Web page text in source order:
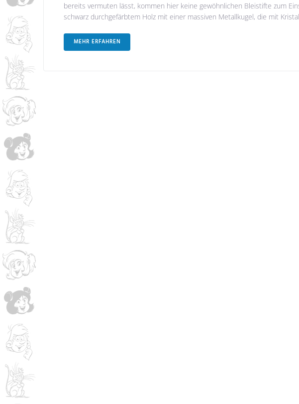
bereits vermuten lässt, kommen hier keine gewöhnlichen Bleistifte zum
schwarz durchgefärbtem Holz mit einer massiven Metallkugel, die mit
MEHR ERFAHREN